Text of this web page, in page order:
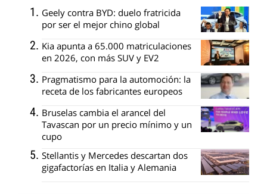
Geely contra BYD: duelo fratricida
por ser el mejor chino global
Kia apunta a 65.000 matriculaciones
en 2026, con más SUV y EV2
Pragmatismo para la automoción: la
receta de los fabricantes europeos
Bruselas cambia el arancel del
Tavascan por un precio mínimo y un
cupo
Stellantis y Mercedes descartan dos
gigafactorías en Italia y Alemania